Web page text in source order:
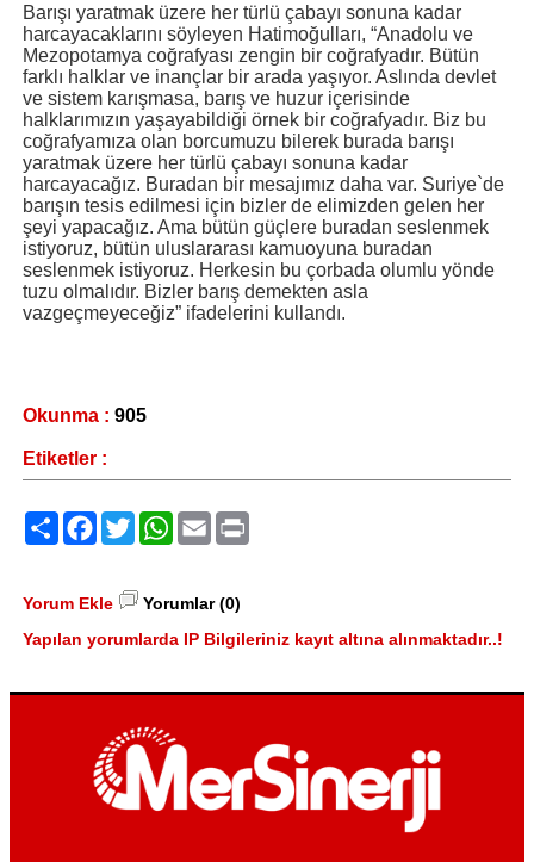
Barışı yaratmak üzere her türlü çabayı sonuna kadar
harcayacaklarını söyleyen Hatimoğulları, “Anadolu ve
Mezopotamya coğrafyası zengin bir coğrafyadır. Bütün
farklı halklar ve inançlar bir arada yaşıyor. Aslında devlet
ve sistem karışmasa, barış ve huzur içerisinde
halklarımızın yaşayabildiği örnek bir coğrafyadır. Biz bu
coğrafyamıza olan borcumuzu bilerek burada barışı
yaratmak üzere her türlü çabayı sonuna kadar
harcayacağız. Buradan bir mesajımız daha var. Suriye`de
barışın tesis edilmesi için bizler de elimizden gelen her
şeyi yapacağız. Ama bütün güçlere buradan seslenmek
istiyoruz, bütün uluslararası kamuoyuna buradan
seslenmek istiyoruz. Herkesin bu çorbada olumlu yönde
tuzu olmalıdır. Bizler barış demekten asla
vazgeçmeyeceğiz” ifadelerini kullandı.
Okunma : 905
Etiketler :
PaylaşFacebook
TwitterWhatsApp
Email
Yorum Ekle
Yorumlar (0)
Yapılan yorumlarda IP Bilgileriniz kayıt altına alınmaktadır..!